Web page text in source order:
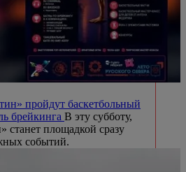
пройдут баскетбольный
брейкинга В эту субботу,
станет площадкой сразу
событий.